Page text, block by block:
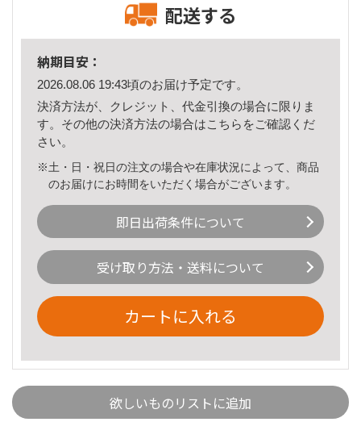
配送する
納期目安：
2026.08.06 19:43頃のお届け予定です。
決済方法が、クレジット、代金引換の場合に限りま
す。その他の決済方法の場合はこちら をご確認くだ
さい。
※土・日・祝日の注文の場合や在庫状況によって、商品
のお届けにお時間をいただく場合がございます。
即日出荷条件について
受け取り方法・送料について
カートに入れる
欲しいものリストに追加